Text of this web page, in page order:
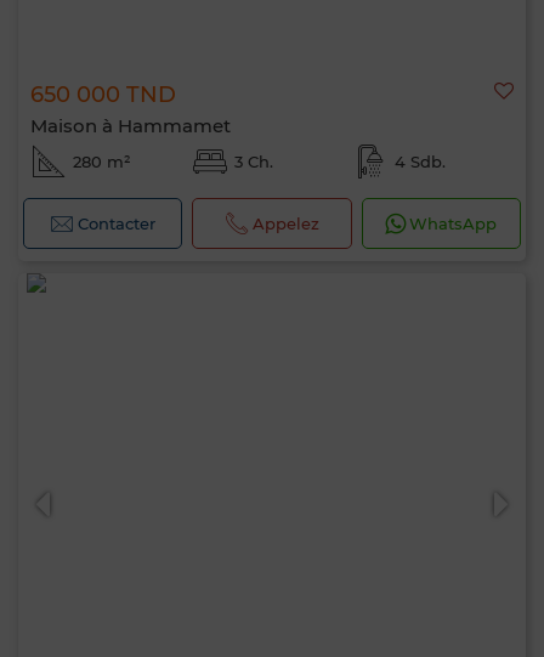
650 000 TND
Maison à Hammamet
280 m² 3 Ch. 4 Sdb.
Contacter Appelez WhatsApp